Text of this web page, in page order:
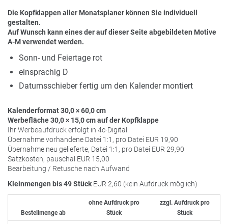
Die Kopfklappen aller Monatsplaner können Sie individuell
gestalten.
Auf Wunsch kann eines der auf dieser Seite abgebildeten Motive
A-M verwendet werden.
Sonn- und Feiertage rot
einsprachig D
Datumsschieber fertig um den Kalender montiert
Kalenderformat 30,0 × 60,0 cm
Werbefläche 30,0 × 15,0 cm auf der Kopfklappe
Ihr Werbeaufdruck erfolgt in 4c-Digital.
Übernahme vorhandene Datei 1:1, pro Datei EUR 19,90
Übernahme neu gelieferte, Datei 1:1, pro Datei EUR 29,90
Satzkosten, pauschal EUR 15,00
Bearbeitung / Retusche nach Aufwand
Kleinmengen bis 49 Stück EUR 2,60 (kein Aufdruck möglich)
Bestellmenge ab
ohne Aufdruck pro
Stück
zzgl. Aufdruck pro
Stück